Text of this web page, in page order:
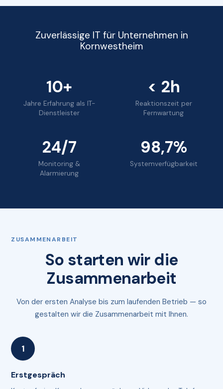
Zuverlässige IT für Unternehmen in
Kornwestheim
10+
Jahre Erfahrung als IT-
Dienstleister
< 2h
Reaktionszeit per
Fernwartung
24/7
Monitoring &
Alarmierung
98,7%
Systemverfügbarkeit
ZUSAMMENARBEIT
So starten wir die
Zusammenarbeit
Von der ersten Analyse bis zum laufenden Betrieb — so
gestalten wir die Zusammenarbeit mit Ihnen.
Erstgespräch